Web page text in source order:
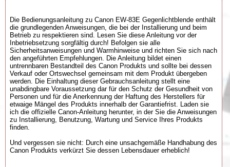
Die Bedienungsanleitung zu Canon EW-83E Gegenlichtblende enthält
die grundlegenden Anweisungen, die bei der Installierung und beim
Betrieb zu respektieren sind. Lesen Sie diese Anleitung vor der
Inbetriebsetzung sorgfältig durch! Befolgen sie alle
Sicherheitsanweisungen und Warmhinweise und richten Sie sich nach
den angeführten Empfehlungen. Die Anleitung bildet einen
untrennbaren Bestandteil des Canon Produkts und sollte bei dessen
Verkauf oder Ortswechsel gemeinsam mit dem Produkt übergeben
werden. Die Einhaltung dieser Gebrauchsanleitung stellt eine
unabdingbare Voraussetzung dar für den Schutz der Gesundheit von
Personen und für die Anerkennung der Haftung des Herstellers für
etwaige Mängel des Produkts innerhalb der Garantiefrist. Laden sie
ich die offizielle Canon-Anleitung herunter, in der Sie die Anweisungen
zu Installierung, Benutzung, Wartung und Service Ihres Produkts
finden.
Und vergessen sie nicht: Durch eine unsachgemäße Handhabung des
Canon Produkts verkürzt Sie dessen Lebensdauer erheblich!